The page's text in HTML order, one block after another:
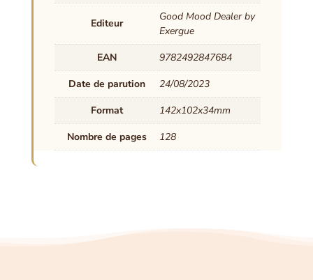
Editeur
Good Mood Dealer by
Exergue
EAN
9782492847684
Date de parution
24/08/2023
Format
142x102x34mm
Nombre de pages
128